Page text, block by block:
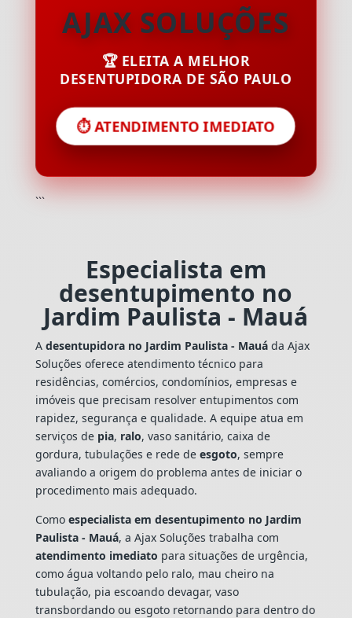
AJAX SOLUÇÕES
🏆 ELEITA A MELHOR
DESENTUPIDORA DE SÃO PAULO
⏱️ ATENDIMENTO IMEDIATO
```
Especialista em
desentupimento no
Jardim Paulista - Mauá
A desentupidora no Jardim Paulista - Mauáda Ajax
Soluções oferece atendimento técnico para
residências, comércios, condomínios, empresas e
imóveis que precisam resolver entupimentos com
rapidez, segurança e qualidade. A equipe atua em
serviços de pia, ralo, vaso sanitário, caixa de
gordura, tubulações e rede de esgoto, sempre
avaliando a origem do problema antes de iniciar o
procedimento mais adequado.
Como especialista em desentupimento no Jardim
Paulista - Mauá, a Ajax Soluções trabalha com
atendimento imediato para situações de urgência,
como água voltando pelo ralo, mau cheiro na
tubulação, pia escoando devagar, vaso
transbordando ou esgoto retornando para dentro do